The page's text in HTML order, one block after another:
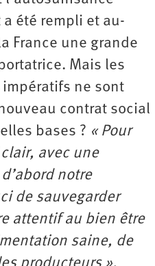
été rempli et au-
France une grande
Mais les
ne sont
contrat social
bases ? « Pour
avec une
notre
de sauvegarder
attentif au bien être
saine, de